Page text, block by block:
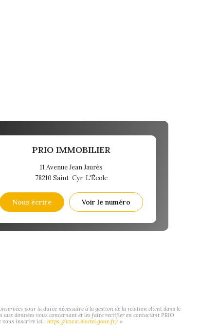
PRIO IMMOBILIER
11 Avenue Jean Jaurès
78210 Saint-Cyr-L'École
Nous écrire Voir le numéro
pour la durée nécessaire à la gestion de la relation client dans le
aux données vous concernant et les faire rectifier en contactant PRIO
vous inscrire ici : https://www.bloctel.gouv.fr/»